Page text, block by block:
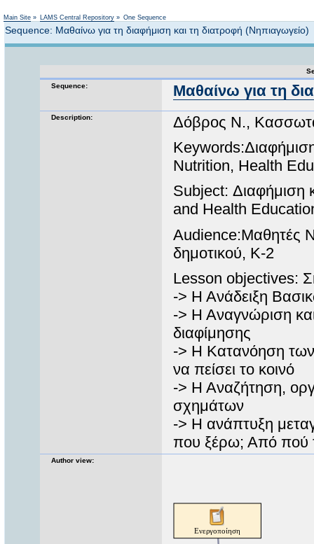
Main Site » LAMS Central Repository » One Sequence
Sequence: Μαθαίνω για τη διαφήμιση και τη διατροφή (Νηπιαγωγείο)
Sequence:
Μαθαίνω για τη
Description:
Δόβρος Ν.,
Nutrition, Health
Subject: Διαφήμιση
and Health
Audience:Μαθητές
δημοτικού, K-2
Lesson objectives:
-> Η Ανάδειξη
-> Η Αναγνώριση
διαφίμησης
-> Η Κατανόηση των
να πείσει το κοινό
-> Η Αναζήτηση,
σχημάτων
-> Η ανάπτυξη
που ξέρω; Από πού
Author view: